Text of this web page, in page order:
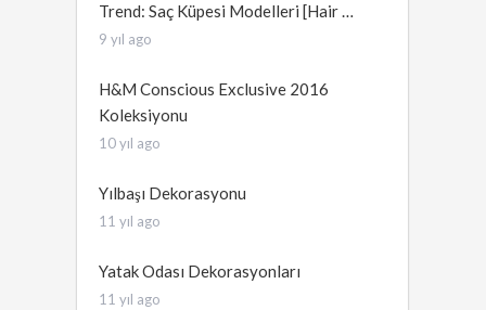
Trend: Saç Küpesi Modelleri [Hair …
9 yıl ago
H&M Conscious Exclusive 2016
Koleksiyonu
10 yıl ago
Yılbaşı Dekorasyonu
11 yıl ago
Yatak Odası Dekorasyonları
11 yıl ago